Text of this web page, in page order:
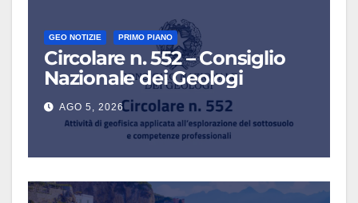
GEO NOTIZIE PRIMO PIANO
Circolare n. 552 – Consiglio
Nazionale dei Geologi
AGO 5, 2026